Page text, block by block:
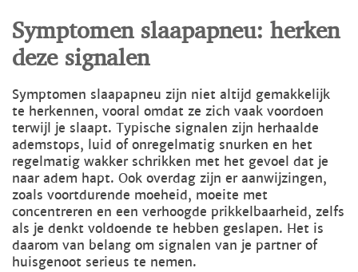
Symptomen slaapapneu: herken
deze signalen
Symptomen slaapapneu zijn niet altijd gemakkelijk
te herkennen, vooral omdat ze zich vaak voordoen
terwijl je slaapt. Typische signalen zijn herhaalde
ademstops, luid of onregelmatig snurken en het
regelmatig wakker schrikken met het gevoel dat je
naar adem hapt. Ook overdag zijn er aanwijzingen,
zoals voortdurende moeheid, moeite met
concentreren en een verhoogde prikkelbaarheid, zelfs
als je denkt voldoende te hebben geslapen. Het is
daarom van belang om signalen van je partner of
huisgenoot serieus te nemen.